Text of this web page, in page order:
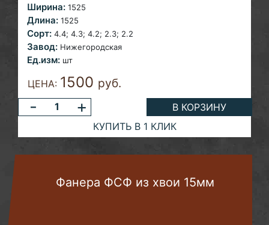
Ширина: 1525
Длина: 1525
Сорт: 4.4; 4.3; 4.2; 2.3; 2.2
Завод: Нижегородская
Ед.изм: шт
ЦЕНА: 1500 руб.
- +
В КОРЗИНУ
КУПИТЬ В 1 КЛИК
Фанера ФСФ из хвои 15мм